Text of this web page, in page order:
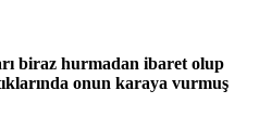
biraz hurmadan ibaret olup
onun karaya vurmuş